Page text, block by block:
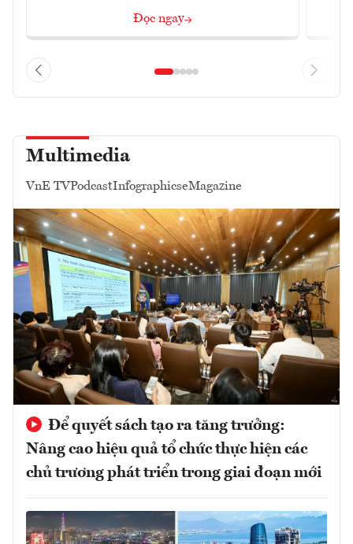
Đọc ngay
Multimedia
VnE TVPodcastInfographicseMagazine
Để quyết sách tạo ra tăng trưởng:
Nâng cao hiệu quả tổ chức thực hiện các
chủ trương phát triển trong giai đoạn mới